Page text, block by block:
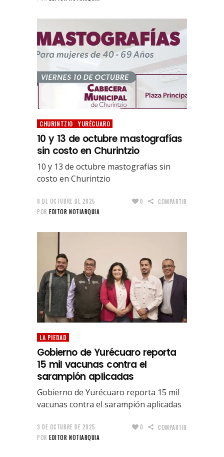
CHURINTZIO YURÉCUARO
10 y 13 de octubre mastografías
sin costo en Churintzio
10 y 13 de octubre mastografías sin
costo en Churintzio
8 DE OCTUBRE DE 2025
POR EDITOR NOTIARQUIA
0 COMPARTIR
LA PIEDAD
Gobierno de Yurécuaro reporta
15 mil vacunas contra el
sarampión aplicadas
Gobierno de Yurécuaro reporta 15 mil
vacunas contra el sarampión aplicadas
3 DE OCTUBRE DE 2025
POR EDITOR NOTIARQUIA
0 COMPARTIR